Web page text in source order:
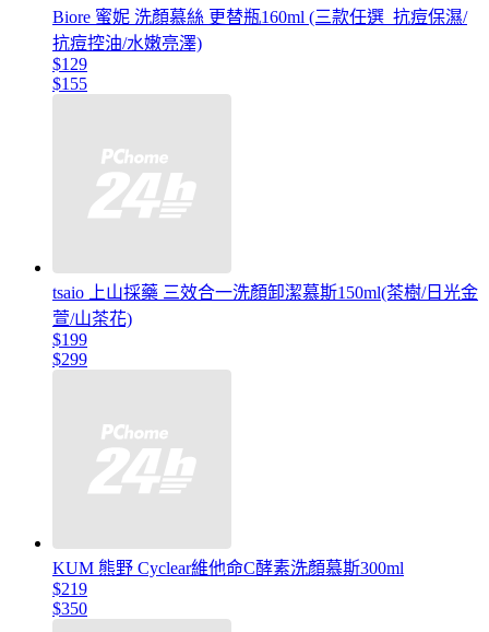
Biore 蜜妮 洗顏慕絲 更替瓶160ml (三款任選_抗痘保濕/
抗痘控油/水嫩亮澤)
$129
$155
tsaio 上山採藥 三效合一洗顏卸潔慕斯150ml(茶樹/日光金
萱/山茶花)
$199
$299
KUM 熊野 Cyclear維他命C酵素洗顏慕斯300ml
$219
$350